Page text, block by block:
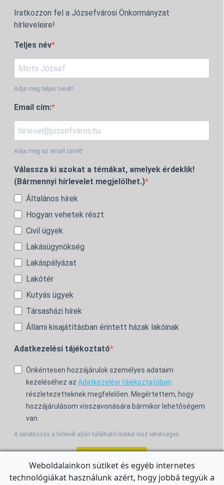
Iratkozzon fel a Józsefvárosi Önkormányzat
hírleveleire!
Teljes név
Adja meg teljes nevét!
Email cím:
Adja meg az email címét!
Válassza ki azokat a témákat, amelyek érdeklik!
(Bármennyi hírlevelet megjelölhet.)
Általános hírek
Hogyan vehetek részt
Civil ügyek
Lakásügynökség
Lakáspályázat
Lakótér
Kutyás ügyek
Társasházi hírek
Állami kisajátításban érintett házak lakóinak
Adatkezelési tájékoztató
Önkéntesen hozzájárulok személyes adataim
kezeléséhez az Adatkezelési tájékoztatóban
részletezetteknek megfelelően. Megértettem, hogy
hozzájárulásom visszavonására bármikor lehetőségem
van.
A leiratkozás a hírlevél alján található linkkel lesz lehetséges.
Weboldalainkon sütiket és egyéb internetes
technológiákat használunk azért, hogy jobbá tegyük a